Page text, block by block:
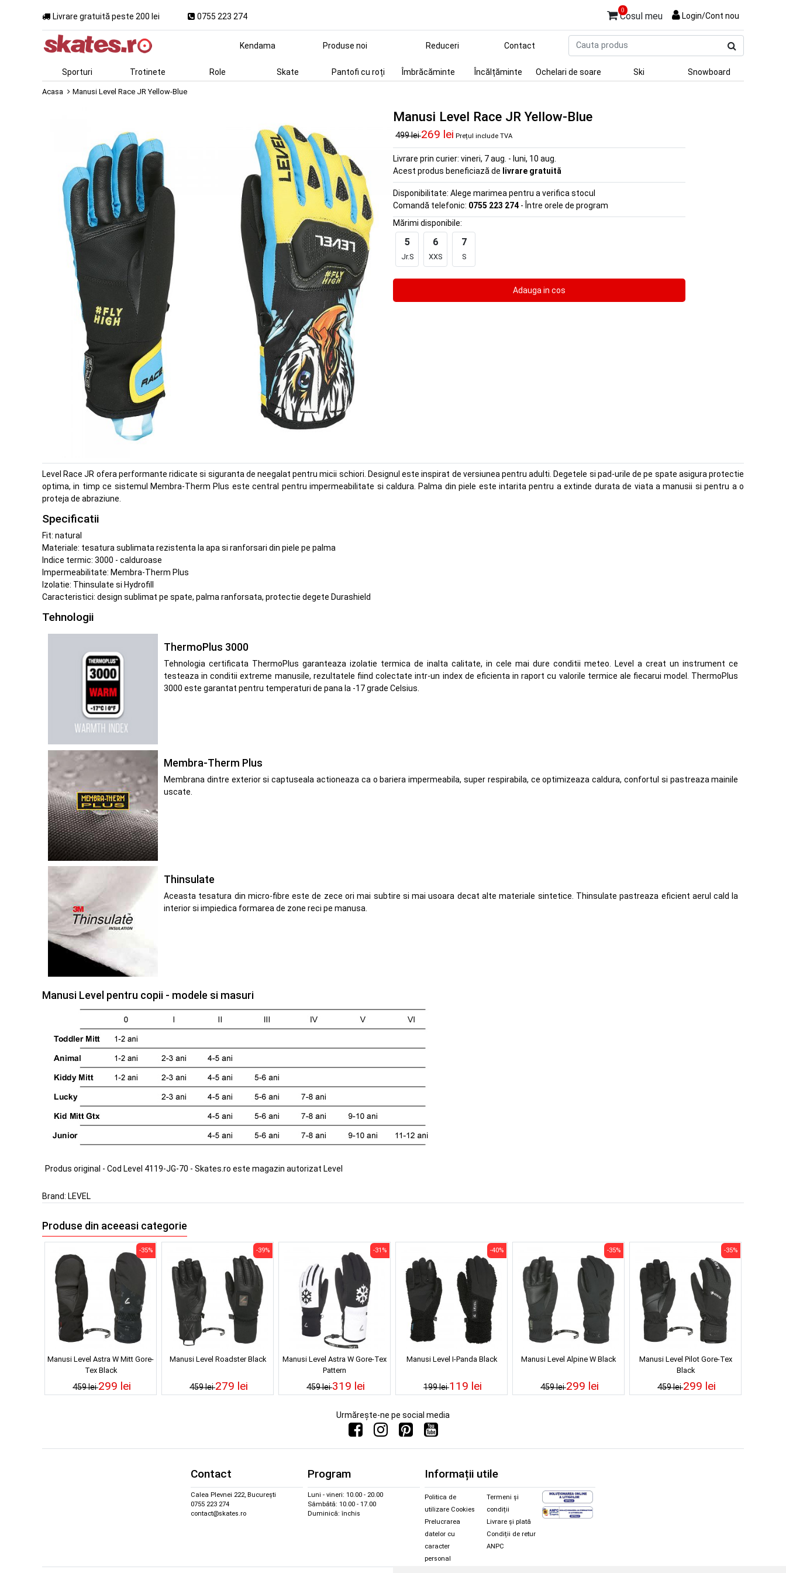
Livrare gratuită peste 200 lei 0755 223 274
0
Cosul meu Login/Cont nou
produs
Kendama Produse noi Reduceri Contact
Sporturi Trotinete Role Skate Pantofi cu roți Îmbrăcăminte Încălțăminte Ochelari de soare Ski Snowboard
Acasa Manusi Level Race JR Yellow-Blue
Manusi Level Race JR Yellow-Blue
499 lei269 lei Prețul include TVA
Livrare prin curier: vineri, 7 aug. - luni, 10 aug.
Acest produs beneficiază de livrare gratuită
Disponibilitate: Alege marimea pentru a verifica stocul
Comandă telefonic: 0755 223 274 - Între orele de program
Mărimi disponibile:
5
Jr.S
6
XXS
7
S
Level Race JR ofera performante ridicate si siguranta de neegalat pentru micii schiori. Designul este inspirat de versiunea pentru adulti. Degetele si pad-urile de pe spate asigura protectie
optima, in timp ce sistemul Membra-Therm Plus este central pentru impermeabilitate si caldura. Palma din piele este intarita pentru a extinde durata de viata a manusii si pentru a o
proteja de abraziune.
Specificatii
Fit: natural
Materiale: tesatura sublimata rezistenta la apa si ranforsari din piele pe palma
Indice termic: 3000 - calduroase
Impermeabilitate: Membra-Therm Plus
Izolatie: Thinsulate si Hydrofill
Caracteristici: design sublimat pe spate, palma ranforsata, protectie degete Durashield
Tehnologii
ThermoPlus 3000
Tehnologia certificata ThermoPlus garanteaza izolatie termica de inalta calitate, in cele mai dure conditii meteo. Level a creat un instrument ce
testeaza in conditii extreme manusile, rezultatele fiind colectate intr-un index de eficienta in raport cu valorile termice ale fiecarui model. ThermoPlus
3000 este garantat pentru temperaturi de pana la -17 grade Celsius.
Membra-Therm Plus
Membrana dintre exterior si captuseala actioneaza ca o bariera impermeabila, super respirabila, ce optimizeaza caldura, confortul si pastreaza mainile
uscate.
Thinsulate
Aceasta tesatura din micro-fibre este de zece ori mai subtire si mai usoara decat alte materiale sintetice. Thinsulate pastreaza eficient aerul cald la
interior si impiedica formarea de zone reci pe manusa.
Manusi Level pentru copii - modele si masuri
Produs original - Cod Level 4119-JG-70 - Skates.ro este magazin autorizat Level
Brand: LEVEL
Produse din aceeasi categorie
Manusi Level Astra W Mitt Gore-
Tex Black
459 lei
-35%
299 lei
Manusi Level Roadster Black
459 lei
-39%
279 lei
Manusi Level Astra W Gore-Tex
Pattern
459 lei
-31%
319 lei
Manusi Level I-Panda Black
199 lei
-40%
119 lei
Manusi Level Alpine W Black
459 lei
-35%
299 lei
Manusi Level Pilot Gore-Tex
Black
459 lei
-35%
299 lei
Urmărește-ne pe social media
Contact
Calea Plevnei 222, București
0755 223 274
contact@skates.ro
Program
Luni - vineri: 10.00 - 20.00
Sâmbătă: 10.00 - 17.00
Duminică: închis
Informații utile
Politica de
utilizare Cookies
Prelucrarea
datelor cu
caracter
personal
Termeni și
condiții
Livrare și plată
Condiții de retur
ANPC